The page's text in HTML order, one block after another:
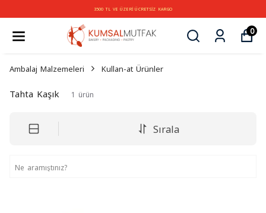
3500 TL VE ÜZERİ ÜCRETSİZ KARGO
0
Ambalaj Malzemeleri Kullan-at Ürünler
Tahta Kaşık 1 ürün
Sırala